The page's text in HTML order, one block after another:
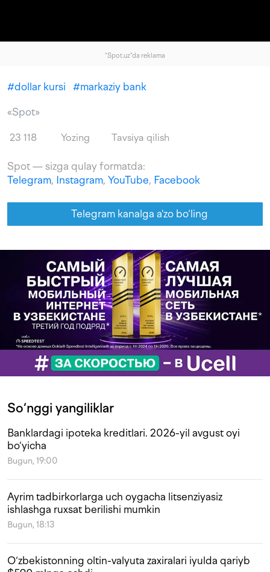
"Spot.uz"da reklama
#dollar kursi #markaziy bank
«Spot»
23 118 Yozing Tavsiya qilish
Spot — sizga qulay formatda:
Telegram, Instagram, YouTube, Facebook
Telegram kanalga a'zo bo‘ling
So‘nggi yangiliklar
Banklardagi ipoteka kreditlari. 2026-yil avgust oyi
bo‘yicha
Bugun, 19:00
Ayrim tadbirkorlarga uch oygacha litsenziyasiz
ishlashga ruxsat berilishi mumkin
Bugun, 18:13
O‘zbekistonning oltin-valyuta zaxiralari iyulda qariyb